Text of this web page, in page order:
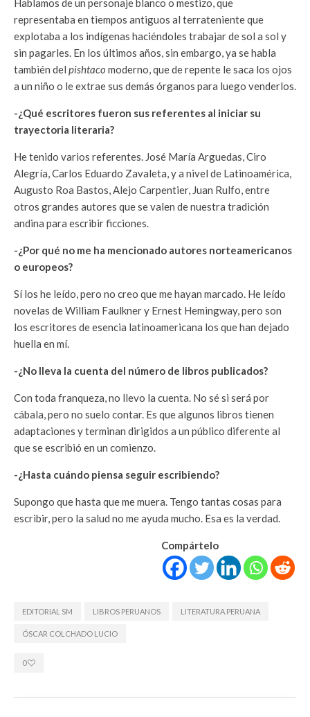
Hablamos de un personaje blanco o mestizo, que
representaba en tiempos antiguos al terrateniente que
explotaba a los indígenas haciéndoles trabajar de sol a sol y
sin pagarles. En los últimos años, sin embargo, ya se habla
también del pishtaco moderno, que de repente le saca los ojos
a un niño o le extrae sus demás órganos para luego venderlos.
-¿Qué escritores fueron sus referentes al iniciar su
trayectoria literaria?
He tenido varios referentes. José María Arguedas, Ciro
Alegría, Carlos Eduardo Zavaleta, y a nivel de Latinoamérica,
Augusto Roa Bastos, Alejo Carpentier, Juan Rulfo, entre
otros grandes autores que se valen de nuestra tradición
andina para escribir ficciones.
-¿Por qué no me ha mencionado autores norteamericanos
o europeos?
Sí los he leído, pero no creo que me hayan marcado. He leído
novelas de William Faulkner y Ernest Hemingway, pero son
los escritores de esencia latinoamericana los que han dejado
huella en mí.
-¿No lleva la cuenta del número de libros publicados?
Con toda franqueza, no llevo la cuenta. No sé si será por
cábala, pero no suelo contar. Es que algunos libros tienen
adaptaciones y terminan dirigidos a un público diferente al
que se escribió en un comienzo.
-¿Hasta cuándo piensa seguir escribiendo?
Supongo que hasta que me muera. Tengo tantas cosas para
escribir, pero la salud no me ayuda mucho. Esa es la verdad.
Compártelo
EDITORIAL SM LIBROS PERUANOS LITERATURA PERUANA
ÓSCAR COLCHADO LUCIO
0